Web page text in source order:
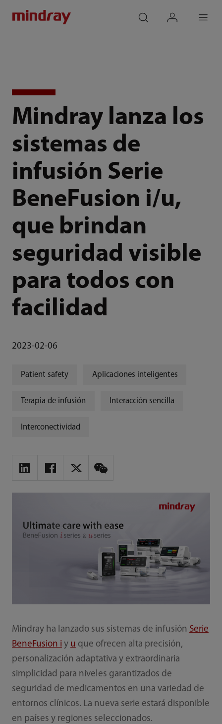
Mindray lanza los
sistemas de
infusión Serie
BeneFusion i/u,
que brindan
seguridad visible
para todos con
facilidad
2023-02-06
Patient safety Aplicaciones inteligentes
Terapia de infusión Interacción sencilla
Interconectividad
Mindray ha lanzado sus sistemas de infusión Serie
BeneFusion i y u que ofrecen alta precisión,
personalización adaptativa y extraordinaria
simplicidad para niveles garantizados de
seguridad de medicamentos en una variedad de
entornos clínicos. La nueva serie estará disponible
en países y regiones seleccionados.